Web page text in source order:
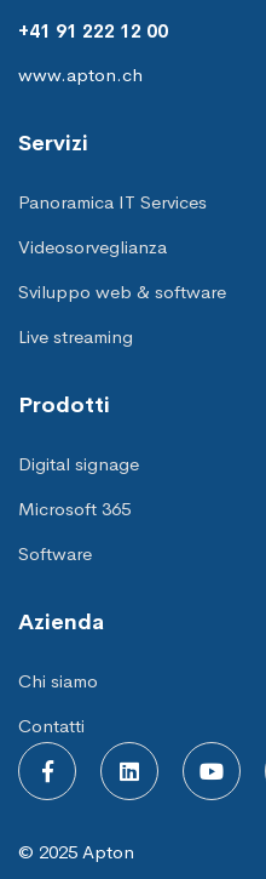
+41 91 222 12 00
www.apton.ch
Servizi
Panoramica IT Services
Videosorveglianza
Sviluppo web & software
Live streaming
Prodotti
Digital signage
Microsoft 365
Software
Azienda
Chi siamo
Contatti
© 2025 Apton